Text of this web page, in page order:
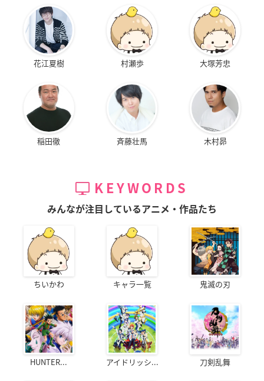
花江夏樹 村瀬歩 大塚芳忠
稲田徹 斉藤壮馬 木村昴
KEYWORDS
みんなが注目しているアニメ・作品たち
ちいかわ キャラ一覧 鬼滅の刃
HUNTER... アイドリッシ... 刀剣乱舞